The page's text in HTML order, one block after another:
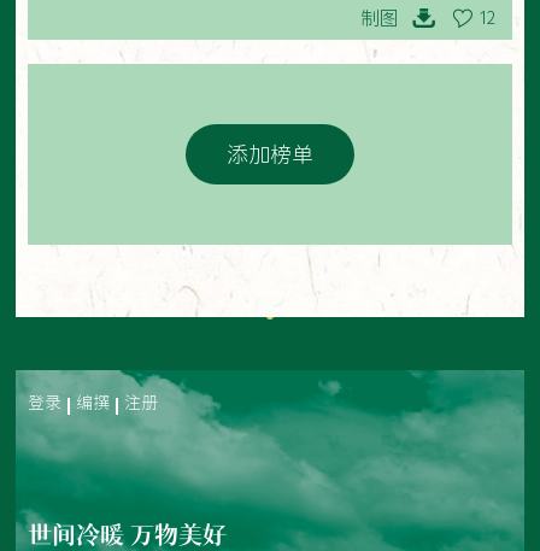
制图 12
添加榜单
登录 编撰 注册
世间冷暖 万物美好